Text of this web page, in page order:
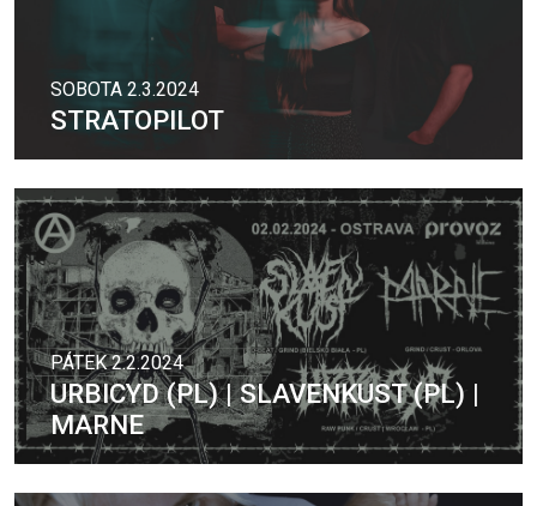
SOBOTA 2.3.2024
STRATOPILOT
PÁTEK 2.2.2024
URBICYD (PL) | SLAVENKUST (PL) |
MARNE